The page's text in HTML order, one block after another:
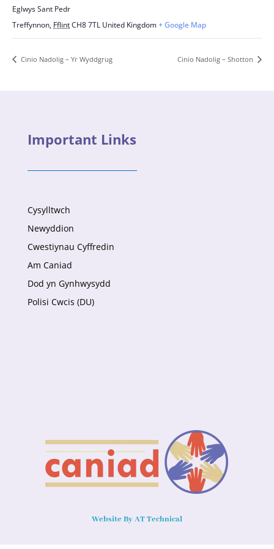
Eglwys Sant Pedr
Treffynnon, FflintCH8 7TL United Kingdom+ Google Map
Cinio Nadolig – Yr Wyddgrug Cinio Nadolig – Shotton
Important Links
Cysylltwch
Newyddion
Cwestiynau Cyffredin
Am Caniad
Dod yn Gynhwysydd
Polisi Cwcis (DU)
Website By AT Technical